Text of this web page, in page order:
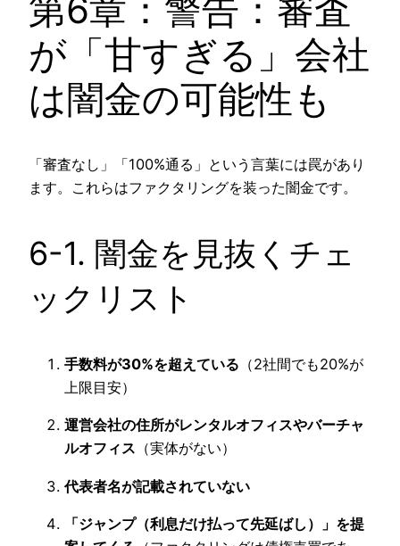
第6章：警告：審査
が「甘すぎる」会社
は闇金の可能性も
「審査なし」「100%通る」という言葉には罠があり
ます。これらはファクタリングを装った闇金です。
6-1. 闇金を見抜くチェ
ックリスト
手数料が30%を超えている （2社間でも20%が
上限目安）
運営会社の住所がレンタルオフィスやバーチャ
ルオフィス （実体がない）
代表者名が記載されていない
「ジャンプ（利息だけ払って先延ばし）」を提